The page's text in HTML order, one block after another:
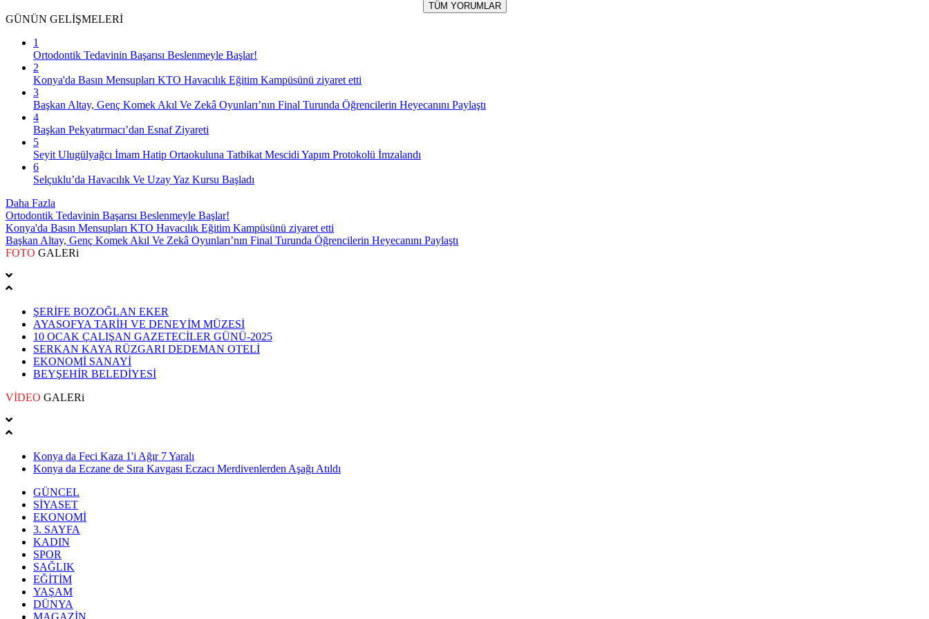
TÜM YORUMLAR
GÜNÜN GELİŞMELERİ
1
Ortodontik Tedavinin Başarısı Beslenmeyle Başlar!
2
Konya'da Basın Mensupları KTO Havacılık Eğitim Kampüsünü ziyaret etti
3
Başkan Altay, Genç Komek Akıl Ve Zekâ Oyunları’nın Final Turunda Öğrencilerin Heyecanını Paylaştı
4
Başkan Pekyatırmacı’dan Esnaf Ziyareti
5
Seyit Ulugülyağcı İmam Hatip Ortaokuluna Tatbikat Mescidi Yapım Protokolü İmzalandı
6
Selçuklu’da Havacılık Ve Uzay Yaz Kursu Başladı
Daha Fazla
Ortodontik Tedavinin Başarısı Beslenmeyle Başlar!
Konya'da Basın Mensupları KTO Havacılık Eğitim Kampüsünü ziyaret etti
Başkan Altay, Genç Komek Akıl Ve Zekâ Oyunları’nın Final Turunda Öğrencilerin Heyecanını Paylaştı
FOTO GALERi
ŞERİFE BOZOĞLAN EKER
AYASOFYA TARİH VE DENEYİM MÜZESİ
10 OCAK ÇALIŞAN GAZETECİLER GÜNÜ-2025
SERKAN KAYA RÜZGARI DEDEMAN OTELİ
EKONOMİ SANAYİ
BEYŞEHİR BELEDİYESİ
VİDEO GALERi
Konya da Feci Kaza 1'i Ağır 7 Yaralı
Konya da Eczane de Sıra Kavgası Eczacı Merdivenlerden Aşağı Atıldı
GÜNCEL
SİYASET
EKONOMİ
3. SAYFA
KADIN
SPOR
SAĞLIK
EĞİTİM
YAŞAM
DÜNYA
MAGAZİN